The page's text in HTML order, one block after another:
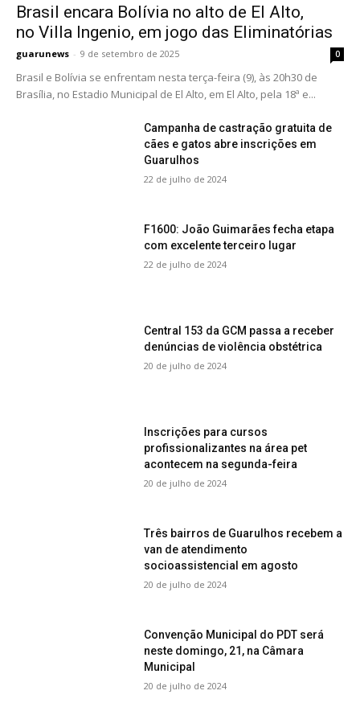
Brasil encara Bolívia no alto de El Alto,
no Villa Ingenio, em jogo das Eliminatórias
guarunews - 9 de setembro de 2025 0
Brasil e Bolívia se enfrentam nesta terça-feira (9), às 20h30 de
Brasília, no Estadio Municipal de El Alto, em El Alto, pela 18ª e...
Campanha de castração gratuita de
cães e gatos abre inscrições em
Guarulhos
22 de julho de 2024
F1600: João Guimarães fecha etapa
com excelente terceiro lugar
22 de julho de 2024
Central 153 da GCM passa a receber
denúncias de violência obstétrica
20 de julho de 2024
Inscrições para cursos
profissionalizantes na área pet
acontecem na segunda-feira
20 de julho de 2024
Três bairros de Guarulhos recebem a
van de atendimento
socioassistencial em agosto
20 de julho de 2024
Convenção Municipal do PDT será
neste domingo, 21, na Câmara
Municipal
20 de julho de 2024